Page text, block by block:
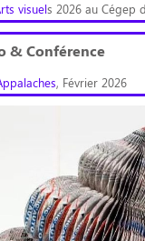
visuels 2026 au Cégep
& Conférence
, Février 2026